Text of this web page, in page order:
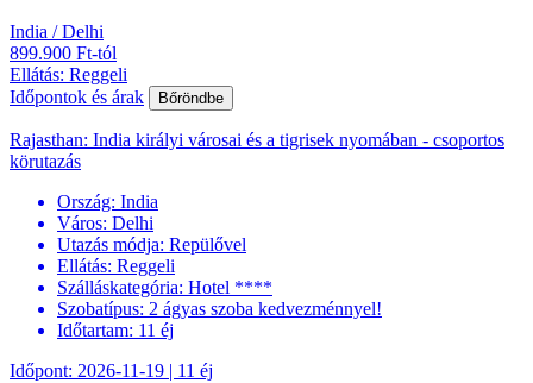
India / Delhi
899.900 Ft-tól
Ellátás: Reggeli
Időpontok és árak
Bőröndbe
Rajasthan: India királyi városai és a tigrisek nyomában - csoportos
körutazás
Ország: India
Város: Delhi
Utazás módja: Repülővel
Ellátás: Reggeli
Szálláskategória: Hotel ****
Szobatípus: 2 ágyas szoba kedvezménnyel!
Időtartam: 11 éj
Időpont: 2026-11-19 | 11 éj